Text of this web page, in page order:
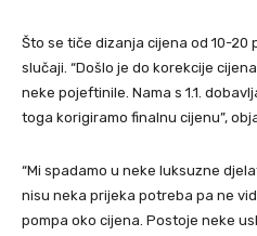
Što se tiče dizanja cijena od 10-20
slučaji. “Došlo je do korekcije
neke pojeftinile. Nama s 1.1.
toga korigiramo finalnu cijenu”,
“Mi spadamo u neke luksuzne
nisu neka prijeka potreba pa ne
pompa oko cijena. Postoje neke